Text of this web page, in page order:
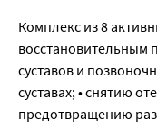
Комплекс из 8
восстановительным
суставов и
суставах; • снятию
предотвращению